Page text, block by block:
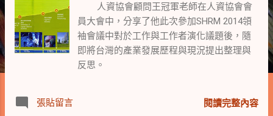
人資協會顧問王冠軍老師在人資協會會
員大會中，分享了他此次參加SHRM 2014領
袖會議中對於工作與工作者演化議題後，隨
即將台灣的產業發展歷程與現況提出整理與
反思。
張貼留言 閱讀完整內容